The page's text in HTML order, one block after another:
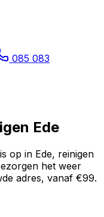
085 083
Ede
op in Ede, reinigen
het weer
adres, vanaf €99.